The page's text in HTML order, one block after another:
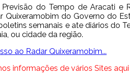
do Tempo de Aracati e
do Governo do
semanais e ate diários do
ou cidade da região.
ao Radar Quixeramobim...
informações de vários Sites